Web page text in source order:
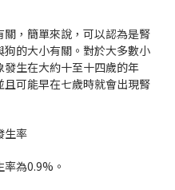
，簡單來說，可以認為是腎
的大小有關。對於大多數小
生在大約十至十四歲的年
可能早在七歲時就會出現腎
生率
為0.9%。